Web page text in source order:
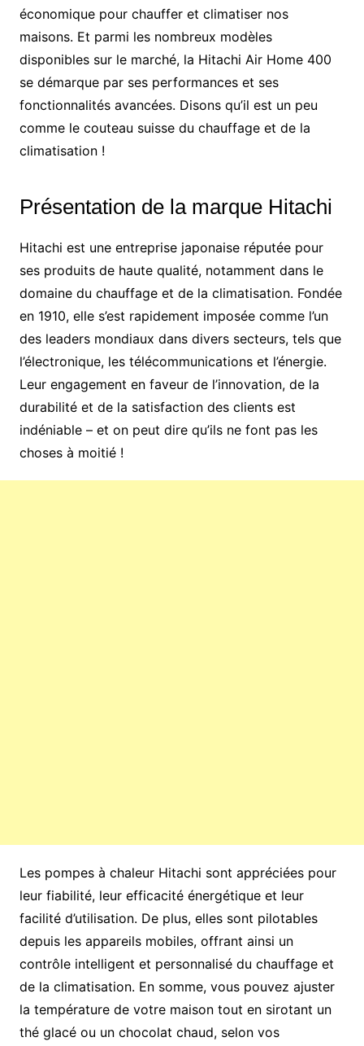
économique pour chauffer et climatiser nos
maisons. Et parmi les nombreux modèles
disponibles sur le marché, la Hitachi Air Home 400
se démarque par ses performances et ses
fonctionnalités avancées. Disons qu’il est un peu
comme le couteau suisse du chauffage et de la
climatisation !
Présentation de la marque Hitachi
Hitachi est une entreprise japonaise réputée pour
ses produits de haute qualité, notamment dans le
domaine du chauffage et de la climatisation. Fondée
en 1910, elle s’est rapidement imposée comme l’un
des leaders mondiaux dans divers secteurs, tels que
l’électronique, les télécommunications et l’énergie.
Leur engagement en faveur de l’innovation, de la
durabilité et de la satisfaction des clients est
indéniable – et on peut dire qu’ils ne font pas les
choses à moitié !
Les pompes à chaleur Hitachi sont appréciées pour
leur fiabilité, leur efficacité énergétique et leur
facilité d’utilisation. De plus, elles sont pilotables
depuis les appareils mobiles, offrant ainsi un
contrôle intelligent et personnalisé du chauffage et
de la climatisation. En somme, vous pouvez ajuster
la température de votre maison tout en sirotant un
thé glacé ou un chocolat chaud, selon vos